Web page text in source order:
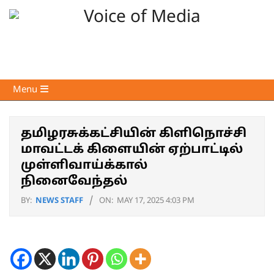
Skip
Voice
of
Primary
Navigation
Menu
தமிழரசுக்கட்சியின் கிளிநொச்சி
மாவட்டக் கிளையின் ஏற்பாட்டில்
முள்ளிவாய்க்கால்
நினைவேந்தல்
BY: NEWS STAFF ON: MAY 17, 2025 4:03 PM